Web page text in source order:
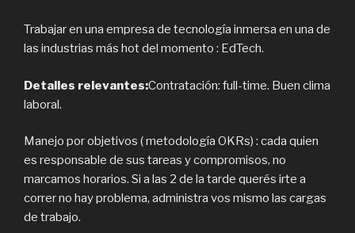
Trabajar en una empresa de tecnología inmersa en una de
las industrias más hot del momento : EdTech.
Detalles relevantes:Contratación: full-time. Buen clima
laboral.
Manejo por objetivos ( metodología OKRs) : cada quien
es responsable de sus tareas y compromisos, no
marcamos horarios. Si a las 2 de la tarde querés irte a
correr no hay problema, administra vos mismo las cargas
de trabajo.